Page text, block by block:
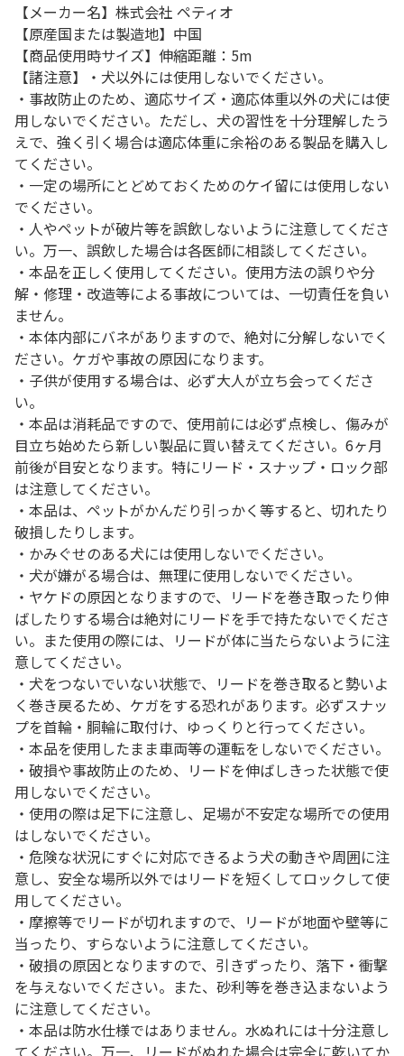
【メーカー名】株式会社 ペティオ
【原産国または製造地】中国
【商品使用時サイズ】伸縮距離：5m
【諸注意】・犬以外には使用しないでください。
・事故防止のため、適応サイズ・適応体重以外の犬には使
用しないでください。ただし、犬の習性を十分理解したう
えで、強く引く場合は適応体重に余裕のある製品を購入し
てください。
・一定の場所にとどめておくためのケイ留には使用しない
でください。
・人やペットが破片等を誤飲しないように注意してくださ
い。万一、誤飲した場合は各医師に相談してください。
・本品を正しく使用してください。使用方法の誤りや分
解・修理・改造等による事故については、一切責任を負い
ません。
・本体内部にバネがありますので、絶対に分解しないでく
ださい。ケガや事故の原因になります。
・子供が使用する場合は、必ず大人が立ち会ってくださ
い。
・本品は消耗品ですので、使用前には必ず点検し、傷みが
目立ち始めたら新しい製品に買い替えてください。6ヶ月
前後が目安となります。特にリード・スナップ・ロック部
は注意してください。
・本品は、ペットがかんだり引っかく等すると、切れたり
破損したりします。
・かみぐせのある犬には使用しないでください。
・犬が嫌がる場合は、無理に使用しないでください。
・ヤケドの原因となりますので、リードを巻き取ったり伸
ばしたりする場合は絶対にリードを手で持たないでくださ
い。また使用の際には、リードが体に当たらないように注
意してください。
・犬をつないでいない状態で、リードを巻き取ると勢いよ
く巻き戻るため、ケガをする恐れがあります。必ずスナッ
プを首輪・胴輪に取付け、ゆっくりと行ってください。
・本品を使用したまま車両等の運転をしないでください。
・破損や事故防止のため、リードを伸ばしきった状態で使
用しないでください。
・使用の際は足下に注意し、足場が不安定な場所での使用
はしないでください。
・危険な状況にすぐに対応できるよう犬の動きや周囲に注
意し、安全な場所以外ではリードを短くしてロックして使
用してください。
・摩擦等でリードが切れますので、リードが地面や壁等に
当ったり、すらないように注意してください。
・破損の原因となりますので、引きずったり、落下・衝撃
を与えないでください。また、砂利等を巻き込まないよう
に注意してください。
・本品は防水仕様ではありません。水ぬれには十分注意し
てください。万一、リードがぬれた場合は完全に乾いてか